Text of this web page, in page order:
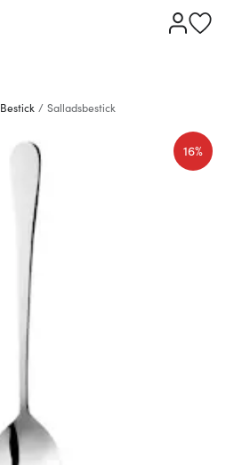
Bestick / Salladsbestick
16%